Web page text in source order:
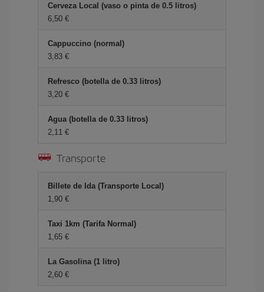
Cerveza Local (vaso o pinta de 0.5 litros)
6,50 €
Cappuccino (normal)
3,83 €
Refresco (botella de 0.33 litros)
3,20 €
Agua (botella de 0.33 litros)
2,11 €
Transporte
Billete de Ida (Transporte Local)
1,90 €
Taxi 1km (Tarifa Normal)
1,65 €
La Gasolina (1 litro)
2,60 €